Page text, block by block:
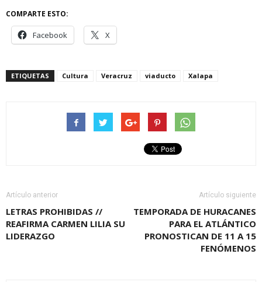
COMPARTE ESTO:
Facebook X
ETIQUETAS Cultura Veracruz viaducto Xalapa
Artículo anterior
LETRAS PROHIBIDAS //
REAFIRMA CARMEN LILIA SU
LIDERAZGO
Artículo siguiente
TEMPORADA DE HURACANES
PARA EL ATLÁNTICO
PRONOSTICAN DE 11 A 15
FENÓMENOS